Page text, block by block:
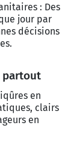
: Des
jour par
décisions
partout
en
clairs
en